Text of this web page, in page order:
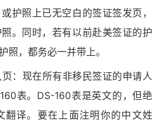
护照上已无空白的签证签发页，
。同时，若有以前赴美签证的护
照，都务必一并带上。
：现在所有非移民签证的申请人
表。DS-160表是英文的，但绝
翻译。要在上面注明你的中文姓